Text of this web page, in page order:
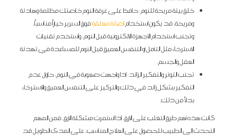
خلق بيئة مريحة للنوم: حافظ على غرفة النوم خاصتك مظلمة وهادئة
ومريحة، قد يكون استخداماضاءة معلقةفوق السرير خياراً مناسباً،
وتجنب استخدام الأجهزة الإلكترونية قبل النوم، واستخدم تقنيات
الاسترخاء مثل التأمل أو التنفس العميق قبل النوم للمساعدة في تهدئة
العقل والجسم.
تجنب التوتر والتفكير الزائد: إذا واجهت صعوبة في النوم، حاول عدم
التفكير بشكل زائد في ذلك والتركيز على التنفس العميق والاسترخاء
بدلاً من ذلك.
كانت هذه أهم طرق التغلب على الأرق، إذا استمرت مشكلة الأرق، فمن المهم
التحدث إلى الطبيب للحصول على العلاج المناسب، على المدى الطويل قد